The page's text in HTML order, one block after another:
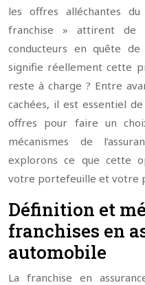
les offres alléchantes
franchise » attirent de
conducteurs en quête
signifie réellement cette
reste à charge ? Entre
cachées, il est essentiel
offres pour faire un
mécanismes de
explorons ce que cette
votre portefeuille et votre
Définition et
franchises en
automobile
La franchise en